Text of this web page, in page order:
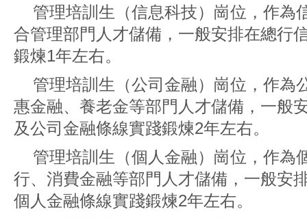
管理培訓生（信息科技）崗位，作為
合管理部門人才儲備，一般安排在總行
鍛煉1年左右。
管理培訓生（公司金融）崗位，作為
惠金融、養老金等部門人才儲備，一般
及公司金融條線實踐鍛煉2年左右。
管理培訓生（個人金融）崗位，作為
行、消費金融等部門人才儲備，一般安
個人金融條線實踐鍛煉2年左右。